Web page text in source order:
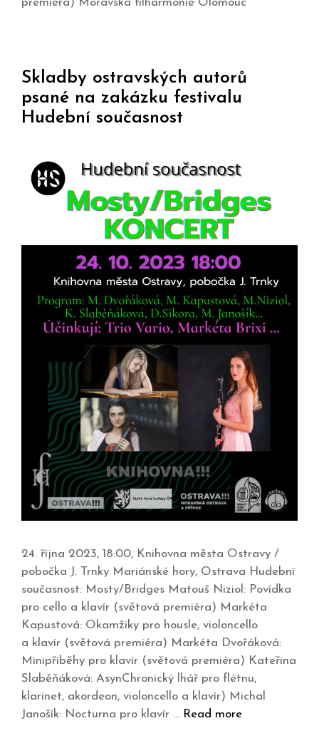
premiéra) Moravská filharmonie Olomouc
Skladby ostravských autorů
psané na zakázku festivalu
Hudební současnost
24. října 2023, 18:00, Knihovna města Ostravy /
pobočka J. Trnky Mariánské hory, Ostrava Hudební
současnost: Mosty/Bridges Matouš Niziol: Povídka
pro cello a klavír (světová premiéra) Markéta
Kapustová: Okamžiky pro housle, violoncello
a klavír (světová premiéra) Markéta Dvořáková:
Minipříběhy pro klavír (světová premiéra) Kateřina
Slaběňáková: AsynChronický lhář pro flétnu,
klarinet, akordeon, violoncello a klavír) Michal
Janošík: Nocturna pro klavír … Read more